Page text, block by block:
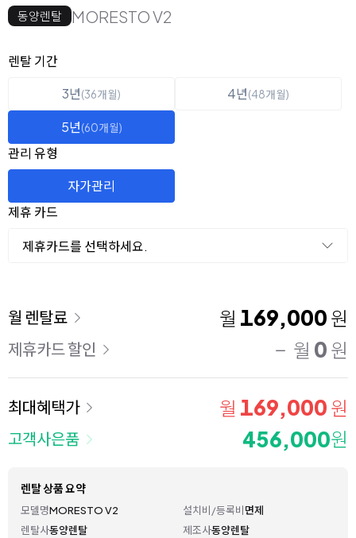
동양렌탈 MORESTO V2
옵션 선택
렌탈 선택
렌탈 기간
3년(36개월) 4년(48개월)
5년(60개월)
관리 유형
자가관리
제휴 카드
제휴카드를 선택하세요.
이용 요금
월 렌탈료 월 169,000 원
제휴카드 할인 월 0 원
최대혜택가 월 169,000 원
고객사은품 456,000원
렌탈 상품 요약
모델명MORESTO V2 설치비/등록비면제
렌탈사동양렌탈 제조사동양렌탈